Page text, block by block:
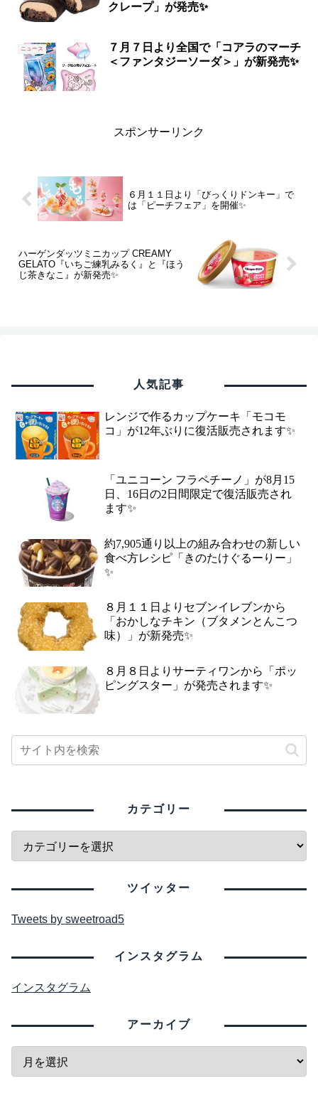
クレープ」が発売✨
ニュース
７月７日より全国で「コアラのマーチ
＜ファンタジーソーダ＞」が新発売✨
スポンサーリンク
６月１１日より「びっくりドンキー」で
は「ピーチフェア」を開催✨
ハーゲンダッツミニカップ CREAMY
GELATO『いちご練乳みるく』と『ほう
じ茶きなこ』が新発売✨
人気記事
レンジで作るカップケーキ「モコモ
コ」が12年ぶりに復活販売されます✨
「ユニコーン フラペチーノ」が8月15
日、16日の2日間限定で復活販売され
ます✨
約7,905通り以上の組み合わせの新しい
食べ方レシピ「きのたけぐるーりー」
✨
８月１１日よりセブンイレブンから
「おかしなチキン（ブタメンとんこつ
味）」が新発売✨
８月８日よりサーティワンから「ポッ
ピングスター」が発売されます✨
カテゴリー
ツイッター
Tweets by sweetroad5
インスタグラム
インスタグラム
アーカイブ